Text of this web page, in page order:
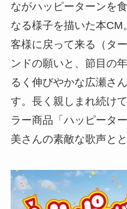
ながハッピーターンを
なる様子を描いた本
客様に戻って来る（タ
ンドの願いと、節目の
るく伸びやかな広瀬さ
す。長く親しまれ続け
ラー商品「ハッピータ
美さんの素敵な歌声と